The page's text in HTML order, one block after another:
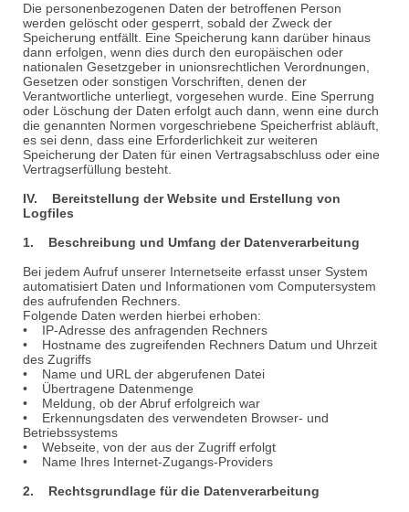
Die personenbezogenen Daten der betroffenen Person
werden gelöscht oder gesperrt, sobald der Zweck der
Speicherung entfällt. Eine Speicherung kann darüber hinaus
dann erfolgen, wenn dies durch den europäischen oder
nationalen Gesetzgeber in unionsrechtlichen Verordnungen,
Gesetzen oder sonstigen Vorschriften, denen der
Verantwortliche unterliegt, vorgesehen wurde. Eine Sperrung
oder Löschung der Daten erfolgt auch dann, wenn eine durch
die genannten Normen vorgeschriebene Speicherfrist abläuft,
es sei denn, dass eine Erforderlichkeit zur weiteren
Speicherung der Daten für einen Vertragsabschluss oder eine
Vertragserfüllung besteht.
IV. Bereitstellung der Website und Erstellung von
Logfiles
1. Beschreibung und Umfang der Datenverarbeitung
Bei jedem Aufruf unserer Internetseite erfasst unser System
automatisiert Daten und Informationen vom Computersystem
des aufrufenden Rechners.
Folgende Daten werden hierbei erhoben:
• IP-Adresse des anfragenden Rechners
• Hostname des zugreifenden Rechners Datum und Uhrzeit
des Zugriffs
• Name und URL der abgerufenen Datei
• Übertragene Datenmenge
• Meldung, ob der Abruf erfolgreich war
• Erkennungsdaten des verwendeten Browser- und
Betriebssystems
• Webseite, von der aus der Zugriff erfolgt
• Name Ihres Internet-Zugangs-Providers
2. Rechtsgrundlage für die Datenverarbeitung